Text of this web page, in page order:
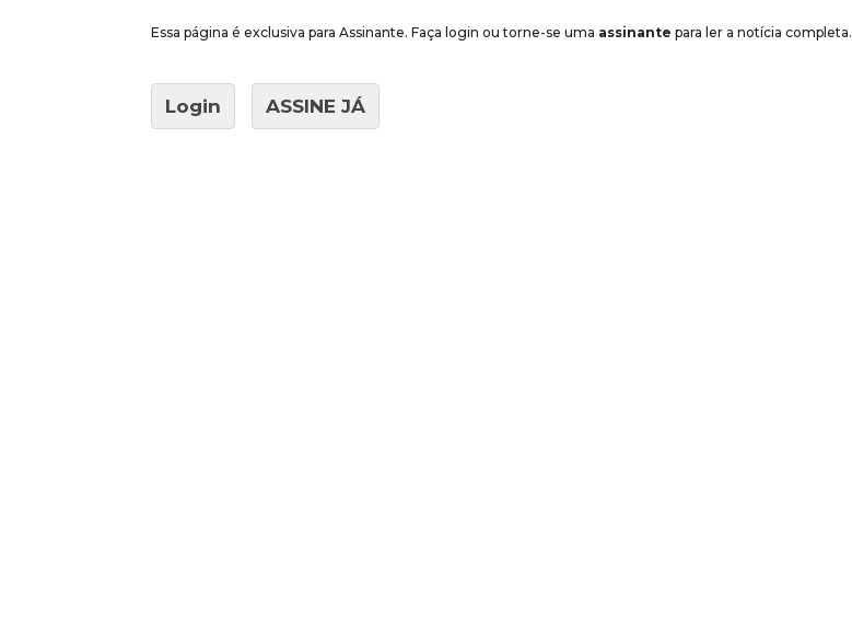
Essa página é exclusiva para Assinante. Faça login ou torne-se uma assinante para ler a notícia completa.
Login ASSINE JÁ